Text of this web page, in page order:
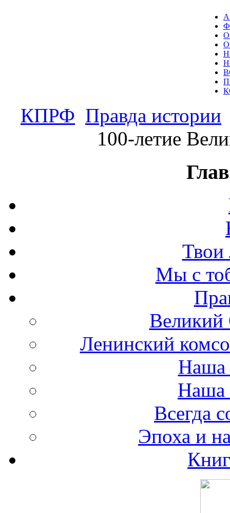
КПРФ Правда истории
100-летие
Твои
Мы с
Великий
Ленинский
Наша
Наша
Всегда
Эпоха и